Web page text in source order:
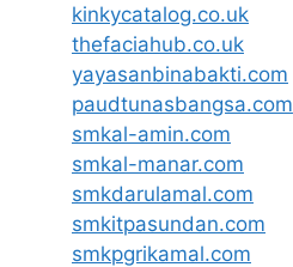
kinkycatalog.co.uk
thefaciahub.co.uk
yayasanbinabakti.com
paudtunasbangsa.com
smkal-amin.com
smkal-manar.com
smkdarulamal.com
smkitpasundan.com
smkpgrikamal.com